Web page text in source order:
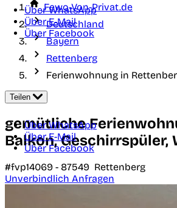
Über WhatsApp
Über E-Mail
Über Facebook
Fewo-Von-Privat.de
Deutschland
Bayern
Rettenberg
Ferienwohnung in
Teilen
Über WhatsApp
Über E-Mail
Über Facebook
gemütliche
Balkon, Geschirrspüler,
#fvp14069 - 87549 Rettenberg
Unverbindlich Anfragen